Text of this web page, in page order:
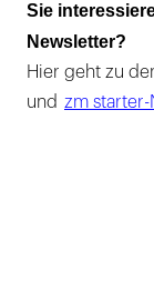
Sie
Newsletter?
Hier geht zu
und zm